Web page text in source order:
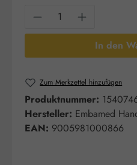
Produkt Anzahl:
In den
Zum Merkzettel hinzufügen
Produktnummer:
Hersteller: Embamed
EAN: 9005981000866